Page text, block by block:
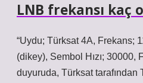
LNB frekansı kaç
“Uydu; Türksat 4A, Frekans;
(dikey), Sembol Hızı; 30000,
duyuruda, Türksat tarafından